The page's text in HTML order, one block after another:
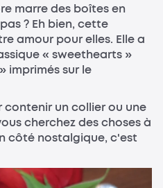
marre des boîtes en
? Eh bien, cette
amour pour elles. Elle a
« sweethearts »
imprimés sur le
contenir un collier ou une
cherchez des choses à
côté nostalgique, c'est